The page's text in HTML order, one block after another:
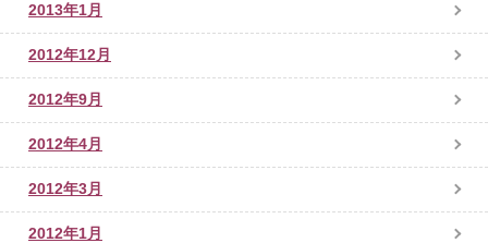
2013年1月
2012年12月
2012年9月
2012年4月
2012年3月
2012年1月